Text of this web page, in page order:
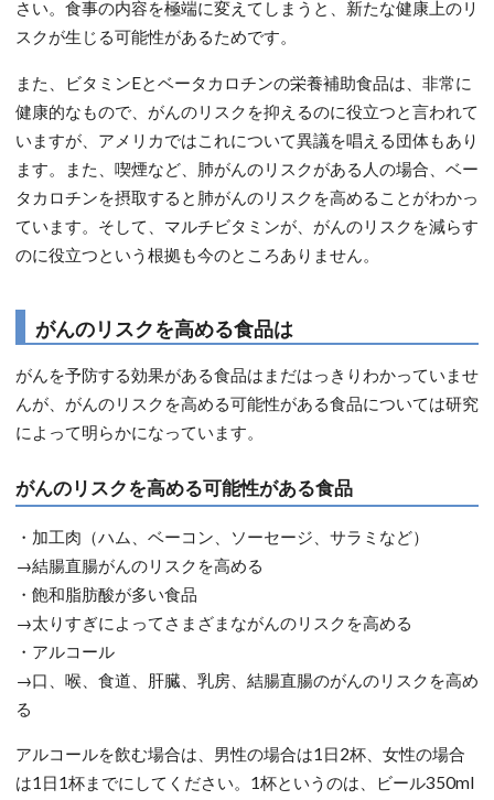
さい。食事の内容を極端に変えてしまうと、新たな健康上のリ
スクが生じる可能性があるためです。
また、ビタミンEとベータカロチンの栄養補助食品は、非常に
健康的なもので、がんのリスクを抑えるのに役立つと言われて
いますが、アメリカではこれについて異議を唱える団体もあり
ます。また、喫煙など、肺がんのリスクがある人の場合、ベー
タカロチンを摂取すると肺がんのリスクを高めることがわかっ
ています。そして、マルチビタミンが、がんのリスクを減らす
のに役立つという根拠も今のところありません。
がんのリスクを高める食品は
がんを予防する効果がある食品はまだはっきりわかっていませ
んが、がんのリスクを高める可能性がある食品については研究
によって明らかになっています。
がんのリスクを高める可能性がある食品
・加工肉（ハム、ベーコン、ソーセージ、サラミなど）
→結腸直腸がんのリスクを高める
・飽和脂肪酸が多い食品
→太りすぎによってさまざまながんのリスクを高める
・アルコール
→口、喉、食道、肝臓、乳房、結腸直腸のがんのリスクを高め
る
アルコールを飲む場合は、男性の場合は1日2杯、女性の場合
は1日1杯までにしてください。1杯というのは、ビール350ml